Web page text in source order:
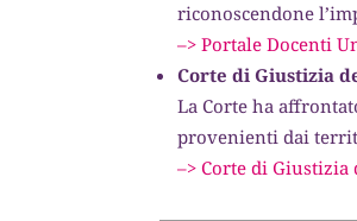
riconoscendone
–> Portale Docenti
Corte di Giustizia
La Corte ha
provenienti dai
–> Corte di Giustizia